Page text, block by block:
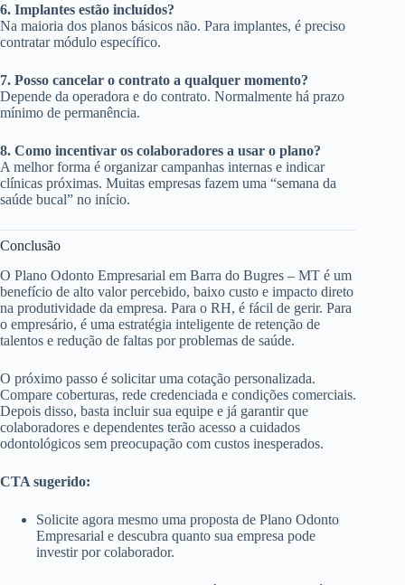
6. Implantes estão incluídos?
Na maioria dos planos básicos não. Para implantes, é preciso
contratar módulo específico.
7. Posso cancelar o contrato a qualquer momento?
Depende da operadora e do contrato. Normalmente há prazo
mínimo de permanência.
8. Como incentivar os colaboradores a usar o plano?
A melhor forma é organizar campanhas internas e indicar
clínicas próximas. Muitas empresas fazem uma “semana da
saúde bucal” no início.
Conclusão
O Plano Odonto Empresarial em Barra do Bugres – MT é um
benefício de alto valor percebido, baixo custo e impacto direto
na produtividade da empresa. Para o RH, é fácil de gerir. Para
o empresário, é uma estratégia inteligente de retenção de
talentos e redução de faltas por problemas de saúde.
O próximo passo é solicitar uma cotação personalizada.
Compare coberturas, rede credenciada e condições comerciais.
Depois disso, basta incluir sua equipe e já garantir que
colaboradores e dependentes terão acesso a cuidados
odontológicos sem preocupação com custos inesperados.
CTA sugerido:
Solicite agora mesmo uma proposta de Plano Odonto
Empresarial e descubra quanto sua empresa pode
investir por colaborador.